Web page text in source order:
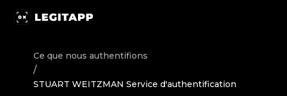
Authentifier STUART WEITZMAN - Service
Ce que nous authentifions
/
STUART WEITZMAN Service d'authentification